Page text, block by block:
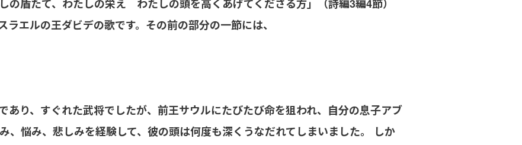
の盾たて、わたしの栄え わたしの頭を高くあげてくださる方」（詩編3編4節）
ラエルの王ダビデの歌です。その前の部分の一節には、
あり、すぐれた武将でしたが、前王サウルにたびたび命を狙われ、自分の息子アブ
、悩み、悲しみを経験して、彼の頭は何度も深くうなだれてしまいました。 しか